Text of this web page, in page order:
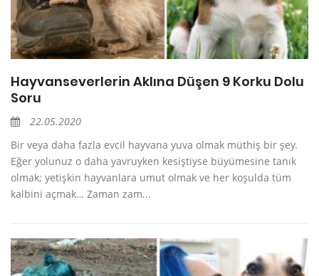
Hayvanseverlerin Aklına Düşen 9 Korku Dolu
Soru
22.05.2020
Bir veya daha fazla evcil hayvana yuva olmak müthiş bir şey.
Eğer yolunuz o daha yavruyken kesiştiyse büyümesine tanık
olmak; yetişkin hayvanlara umut olmak ve her koşulda tüm
kalbini açmak… Zaman zam...